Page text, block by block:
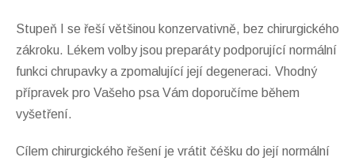
Stupeň I se řeší většinou konzervativně, bez chirurgického
zákroku. Lékem volby jsou preparáty podporující normální
funkci chrupavky a zpomalující její degeneraci. Vhodný
přípravek pro Vašeho psa Vám doporučíme během
vyšetření.
Cílem chirurgického řešení je vrátit čéšku do její normální